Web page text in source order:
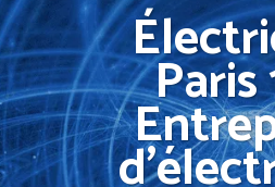
Paris